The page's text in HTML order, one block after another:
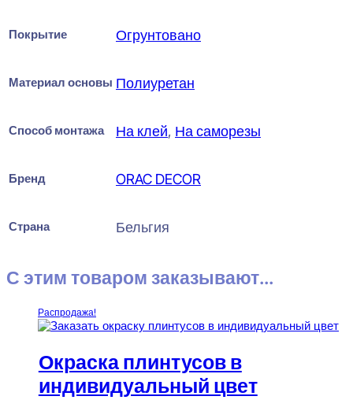
Покрытие Огрунтовано
Материал основы Полиуретан
Способ монтажа На клей, На саморезы
Бренд ORAC DECOR
Страна Бельгия
С этим товаром заказывают...
Распродажа!
Окраска плинтусов в
индивидуальный цвет